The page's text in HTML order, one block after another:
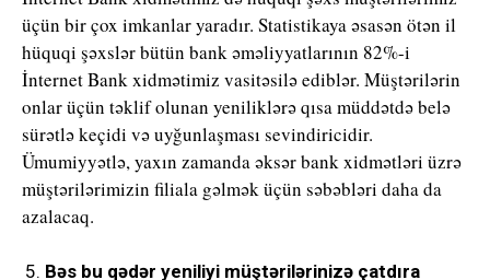
üçün bir çox imkanlar yaradır. Statistikaya əsasən ötən il
hüquqi şəxslər bütün bank əməliyyatlarının 82%-i
İnternet Bank xidmətimiz vasitəsilə ediblər. Müştərilərin
onlar üçün təklif olunan yeniliklərə qısa müddətdə belə
sürətlə keçidi və uyğunlaşması sevindiricidir.
Ümumiyyətlə, yaxın zamanda əksər bank xidmətləri üzrə
müştərilərimizin filiala gəlmək üçün səbəbləri daha da
azalacaq.
Bəs bu qədər yeniliyi müştərilərinizə çatdıra